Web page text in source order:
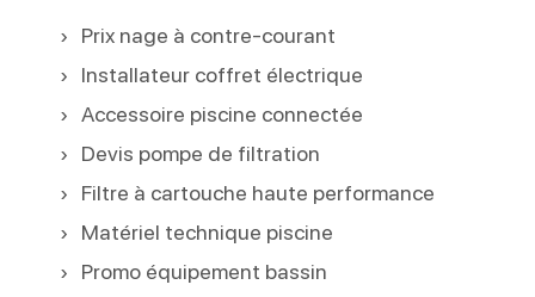
Prix nage à contre-courant
Installateur coffret électrique
Accessoire piscine connectée
Devis pompe de filtration
Filtre à cartouche haute performance
Matériel technique piscine
Promo équipement bassin